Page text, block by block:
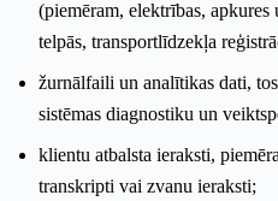
(piemēram, elektrības, apkures
telpās, transportlīdzekļa
žurnālfaili un analītikas dati,
sistēmas diagnostiku un
klientu atbalsta ieraksti,
transkripti vai zvanu ieraksti;